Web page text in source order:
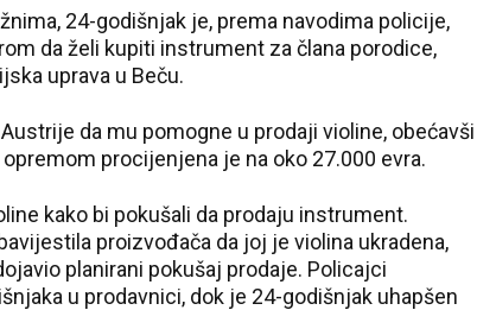
24-godišnjak je, prema navodima policije,
da želi kupiti instrument za člana porodice,
uprava u Beču.
da mu pomogne u prodaji violine, obećavši
procijenjena je na oko 27.000 evra.
kako bi pokušali da prodaju instrument.
proizvođača da joj je violina ukradena,
planirani pokušaj prodaje. Policajci
u prodavnici, dok je 24-godišnjak uhapšen